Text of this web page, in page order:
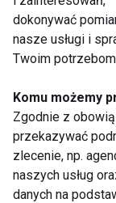
Dlaczego po
chce ci się
Dietetyk
najczęstszych
przyczyn
dokonywać
nasze usługi i
Twoim potrzebom
Komu możemy
Zgodnie z
przekazywać
zlecenie, np.
naszych usług
danych na